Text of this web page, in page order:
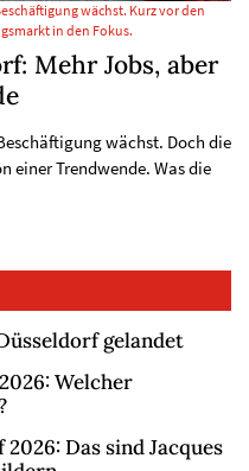
wächst. Kurz vor den
in den Fokus.
Mehr Jobs, aber
wächst. Doch die
einer Trendwende. Was die
gelandet
Welcher
Das sind Jacques